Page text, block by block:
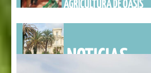
AGRICULTURA DE OASIS
NOTICIAS